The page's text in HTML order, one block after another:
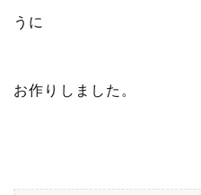
うに
お作りしました。